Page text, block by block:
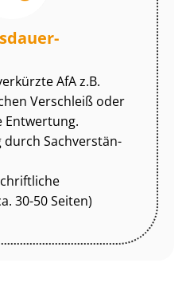
AfA z.B.
Verschleiß oder
Entwertung.
durch Sach­ver­stän­
30-50 Seiten)